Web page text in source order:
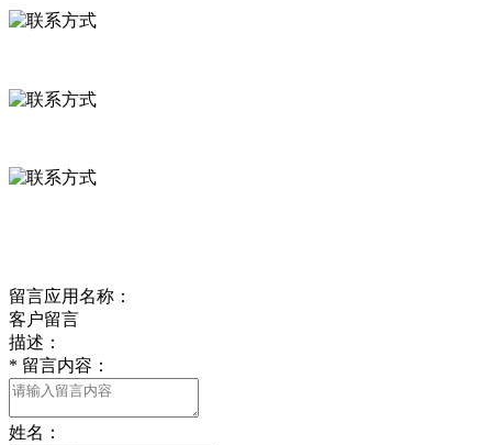
留言应用名称：
客户留言
描述：
* 留言内容：
姓名：